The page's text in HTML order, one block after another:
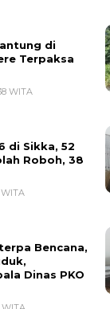
di
Terpaksa
WITA
di Sikka, 52
Roboh, 38
Bencana,
Dinas PKO